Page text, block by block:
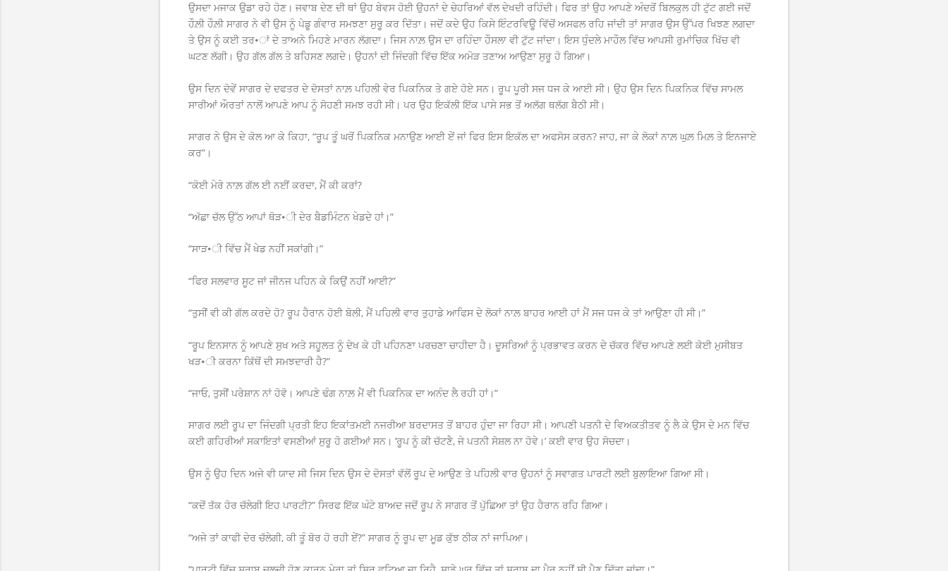
ਉਸਦਾ ਮਜਾਕ ਉਡਾ ਰਹੇ ਹੋਣ। ਜਵਾਬ ਦੇਣ ਦੀ ਥਾਂ ਉਹ ਬੇਵਸ ਹੋਈ ਉਹਨਾਂ ਦੇ ਚੇਹਰਿਆਂ ਵੱਲ ਦੇਖਦੀ ਰਹਿੰਦੀ। ਫਿਰ ਤਾਂ ਉਹ ਆਪਣੇ ਅੰਦਰੋਂ ਬਿਲਕੁਲ ਹੀ ਟੁੱਟ ਗਈ ਜਦੋਂ
ਹੌਲ਼ੀ ਹੌਲ਼ੀ ਸਾਗਰ ਨੇ ਵੀ ਉਸ ਨੂੰ ਪੇਡੂ ਗੰਵਾਰ ਸਮਝਣਾ ਸੁਰੂ ਕਰ ਦਿੱਤਾ। ਜਦੋਂ ਕਦੇ ਉਹ ਕਿਸੇ ਇੰਟਰਵਿਊ ਵਿੱਚੋਂ ਅਸਫਲ ਰਹਿ ਜਾਂਦੀ ਤਾਂ ਸਾਗਰ ਉਸ ਉੱਪਰ ਖਿਝਣ ਲਗਦਾ
ਤੇ ਉਸ ਨੂੰ ਕਈ ਤਰ•ਾਂ ਦੇ ਤਾਅਨੇ ਮਿਹਣੇ ਮਾਰਨ ਲੱਗਦਾ। ਜਿਸ ਨਾਲ਼ ਉਸ ਦਾ ਰਹਿੰਦਾ ਹੌਸਲਾ ਵੀ ਟੁੱਟ ਜਾਂਦਾ। ਇਸ ਧੁੰਦਲੇ ਮਾਹੌਲ ਵਿੱਚ ਆਪਸੀ ਰੁਮਾਂਚਿਕ ਖਿੱਚ ਵੀ
ਘਟਣ ਲੱਗੀ। ਉਹ ਗੱਲ ਗੱਲ ਤੇ ਬਹਿਸਣ ਲਗਦੇ। ਉਹਨਾਂ ਦੀ ਜਿੰਦਗੀ ਵਿੱਚ ਇੱਕ ਅਮੋੜ ਤਣਾਅ ਆਉਣਾ ਸੁਰੂ ਹੋ ਗਿਆ।
ਉਸ ਦਿਨ ਦੋਵੇਂ ਸਾਗਰ ਦੇ ਦਫਤਰ ਦੇ ਦੋਸਤਾਂ ਨਾਲ਼ ਪਹਿਲੀ ਵੇਰ ਪਿਕਨਿਕ ਤੇ ਗਏ ਹੋਏ ਸਨ। ਰੂਪ ਪੂਰੀ ਸਜ ਧਜ ਕੇ ਆਈ ਸੀ। ਉਹ ਉਸ ਦਿਨ ਪਿਕਨਿਕ ਵਿੱਚ ਸਾਮਲ
ਸਾਰੀਆਂ ਔਰਤਾਂ ਨਾਲੋਂ ਆਪਣੇ ਆਪ ਨੂੰ ਸੋਹਣੀ ਸਮਝ ਰਹੀ ਸੀ। ਪਰ ਉਹ ਇਕੱਲੀ ਇੱਕ ਪਾਸੇ ਸਭ ਤੋਂ ਅਲੱਗ ਥਲੱਗ ਬੈਠੀ ਸੀ।
ਸਾਗਰ ਨੇ ਉਸ ਦੇ ਕੋਲ ਆ ਕੇ ਕਿਹਾ, “ਰੂਪ ਤੂੰ ਘਰੋਂ ਪਿਕਨਿਕ ਮਨਾਉਣ ਆਈ ਏਂ ਜਾਂ ਫਿਰ ਇਸ ਇਕੱਲ ਦਾ ਅਫਸੋਸ ਕਰਨ? ਜਾਹ, ਜਾ ਕੇ ਲੋਕਾਂ ਨਾਲ਼ ਘੁਲ਼ ਮਿਲ਼ ਤੇ ਇਨਜਾਏ
ਕਰ”।
“ਕੋਈ ਮੇਰੇ ਨਾਲ਼ ਗੱਲ ਈ ਨਈਂ ਕਰਦਾ, ਮੈਂ ਕੀ ਕਰਾਂ?
“ਅੱਛਾ ਚੱਲ ਉੱਠ ਆਪਾਂ ਥੋੜ•ੀ ਦੇਰ ਬੈਡਮਿੰਟਨ ਖੇਡਦੇ ਹਾਂ।”
“ਸਾੜ•ੀ ਵਿੱਚ ਮੈਂ ਖੇਡ ਨਹੀਂ ਸਕਾਂਗੀ।”
“ਫਿਰ ਸਲਵਾਰ ਸੂਟ ਜਾਂ ਜੀਨਜ ਪਹਿਨ ਕੇ ਕਿਉਂ ਨਹੀਂ ਆਈ?”
“ਤੁਸੀਂ ਵੀ ਕੀ ਗੱਲ ਕਰਦੇ ਹੋ? ਰੂਪ ਹੈਰਾਨ ਹੋਈ ਬੋਲੀ, ਮੈਂ ਪਹਿਲੀ ਵਾਰ ਤੁਹਾਡੇ ਆਫਿਸ ਦੇ ਲੋਕਾਂ ਨਾਲ਼ ਬਾਹਰ ਆਈ ਹਾਂ ਮੈਂ ਸਜ ਧਜ ਕੇ ਤਾਂ ਆਉਣਾ ਹੀ ਸੀ।”
“ਰੂਪ ਇਨਸਾਨ ਨੂੰ ਆਪਣੇ ਸੁਖ ਅਤੇ ਸਹੂਲਤ ਨੂੰ ਦੇਖ ਕੇ ਹੀ ਪਹਿਨਣਾ ਪਰਚਣਾ ਚਾਹੀਦਾ ਹੈ। ਦੂਸਰਿਆਂ ਨੂੰ ਪ੍ਰਭਾਵਤ ਕਰਨ ਦੇ ਚੱਕਰ ਵਿੱਚ ਆਪਣੇ ਲਈ ਕੋਈ ਮੁਸੀਬਤ
ਖੜ•ੀ ਕਰਨਾ ਕਿੱਥੋਂ ਦੀ ਸਮਝਦਾਰੀ ਹੈ?”
“ਜਾਓ, ਤੁਸੀਂ ਪਰੇਸ਼ਾਨ ਨਾਂ ਹੋਵੋ। ਆਪਣੇ ਢੰਗ ਨਾਲ਼ ਮੈਂ ਵੀ ਪਿਕਨਿਕ ਦਾ ਅਨੰਦ ਲੈ ਰਹੀ ਹਾਂ।”
ਸਾਗਰ ਲਈ ਰੂਪ ਦਾ ਜਿੰਦਗੀ ਪ੍ਰਤੀ ਇਹ ਇਕਾਂਤਮਈ ਨਜਰੀਆ ਬਰਦਾਸਤ ਤੋਂ ਬਾਹਰ ਹੁੰਦਾ ਜਾ ਰਿਹਾ ਸੀ। ਆਪਣੀ ਪਤਨੀ ਦੇ ਵਿਅਕਤੀਤਵ ਨੂੰ ਲੈ ਕੇ ਉਸ ਦੇ ਮਨ ਵਿੱਚ
ਕਈ ਗਹਿਰੀਆਂ ਸਕਾਇਤਾਂ ਵਸਣੀਆਂ ਸੁਰੂ ਹੋ ਗਈਆਂ ਸਨ। ‘ਰੂਪ ਨੂੰ ਕੀ ਚੱਟਣੈ, ਜੇ ਪਤਨੀ ਸੋਸ਼ਲ ਨਾ ਹੋਵੇ।’ ਕਈ ਵਾਰ ਉਹ ਸੋਚਦਾ।
ਉਸ ਨੂੰ ਉਹ ਦਿਨ ਅਜੇ ਵੀ ਯਾਦ ਸੀ ਜਿਸ ਦਿਨ ਉਸ ਦੇ ਦੋਸਤਾਂ ਵੱਲੋਂ ਰੂਪ ਦੇ ਆਉਣ ਤੇ ਪਹਿਲੀ ਵਾਰ ਉਹਨਾਂ ਨੂੰ ਸਵਾਗਤ ਪਾਰਟੀ ਲਈ ਬੁਲਾਇਆ ਗਿਆ ਸੀ।
“ਕਦੋਂ ਤੱਕ ਹੋਰ ਚੱਲੇਗੀ ਇਹ ਪਾਰਟੀ?” ਸਿਰਫ ਇੱਕ ਘੰਟੇ ਬਾਅਦ ਜਦੋਂ ਰੂਪ ਨੇ ਸਾਗਰ ਤੋਂ ਪੁੱਛਿਆ ਤਾਂ ਉਹ ਹੈਰਾਨ ਰਹਿ ਗਿਆ।
“ਅਜੇ ਤਾਂ ਕਾਫੀ ਦੇਰ ਚੱਲੇਗੀ, ਕੀ ਤੂੰ ਬੋਰ ਹੋ ਰਹੀ ਏਂ?” ਸਾਗਰ ਨੂੰ ਰੂਪ ਦਾ ਮੂਡ ਕੁੱਝ ਠੀਕ ਨਾਂ ਜਾਪਿਆ।